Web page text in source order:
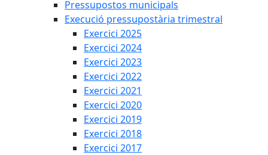
Pressupostos municipals
Execució pressupostària trimestral
Exercici 2025
Exercici 2024
Exercici 2023
Exercici 2022
Exercici 2021
Exercici 2020
Exercici 2019
Exercici 2018
Exercici 2017